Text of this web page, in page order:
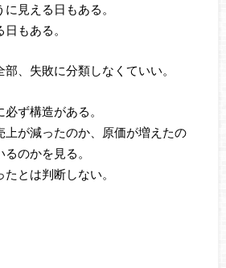
見える日もある。
もある。
、失敗に分類しなくていい。
ず構造がある。
上が減ったのか、原価が増えたの
のかを見る。
とは判断しない。